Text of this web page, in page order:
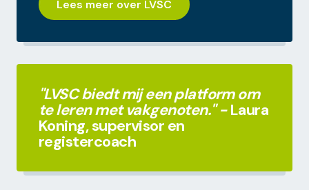
Lees meer over LVSC
"LVSC biedt mij een platform om
te leren met vakgenoten." -Laura
Koning, supervisor en
registercoach